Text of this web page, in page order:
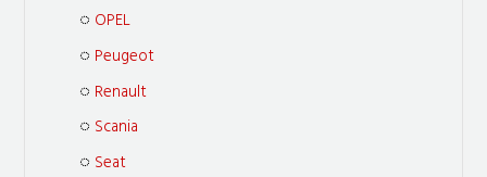
OPEL
Peugeot
Renault
Scania
Seat